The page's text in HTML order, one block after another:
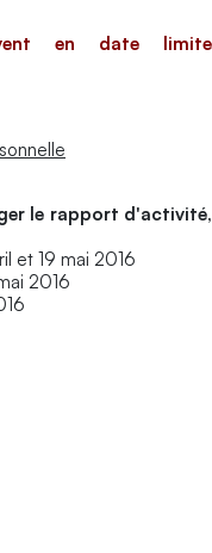
en date limite
le rapport d'activité,
et 19 mai 2016
2016